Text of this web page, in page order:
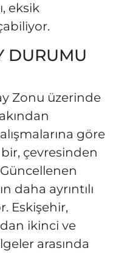
eksik
DURUMU
Zonu üzerinde
göre
çevresinden
daha ayrıntılı
Eskişehir,
ikinci ve
arasında